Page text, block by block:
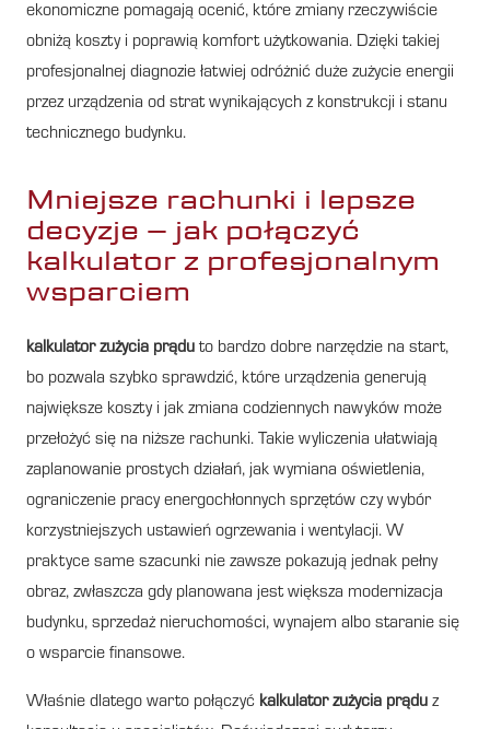
ekonomiczne pomagają ocenić, które zmiany rzeczywiście
obniżą koszty i poprawią komfort użytkowania. Dzięki takiej
profesjonalnej diagnozie łatwiej odróżnić duże zużycie energii
przez urządzenia od strat wynikających z konstrukcji i stanu
technicznego budynku.
Mniejsze rachunki i lepsze
decyzje – jak połączyć
kalkulator z profesjonalnym
wsparciem
kalkulator zużycia prądu to bardzo dobre narzędzie na start,
bo pozwala szybko sprawdzić, które urządzenia generują
największe koszty i jak zmiana codziennych nawyków może
przełożyć się na niższe rachunki. Takie wyliczenia ułatwiają
zaplanowanie prostych działań, jak wymiana oświetlenia,
ograniczenie pracy energochłonnych sprzętów czy wybór
korzystniejszych ustawień ogrzewania i wentylacji. W
praktyce same szacunki nie zawsze pokazują jednak pełny
obraz, zwłaszcza gdy planowana jest większa modernizacja
budynku, sprzedaż nieruchomości, wynajem albo staranie się
o wsparcie finansowe.
Właśnie dlatego warto połączyć kalkulator zużycia prądu z